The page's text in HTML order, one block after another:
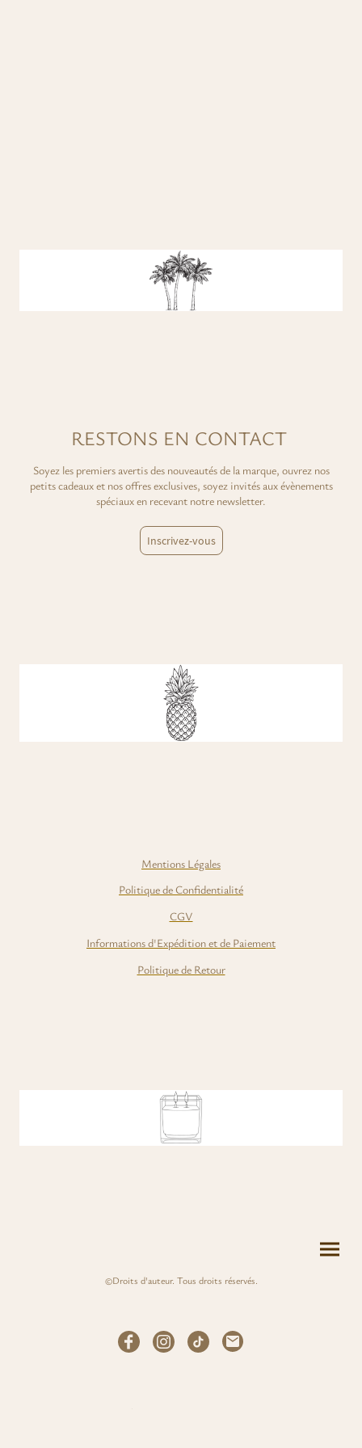
RESTONS EN CONTACT
Soyez les premiers avertis des nouveautés de la marque, ouvrez nos
petits cadeaux et nos offres exclusives, soyez invités aux évènements
spéciaux en recevant notre newsletter.
Inscrivez-vous
Mentions Légales
Politique de Confidentialité
CGV
Informations d'Expédition et de Paiement
Politique de Retour
©Droits d'auteur. Tous droits réservés.